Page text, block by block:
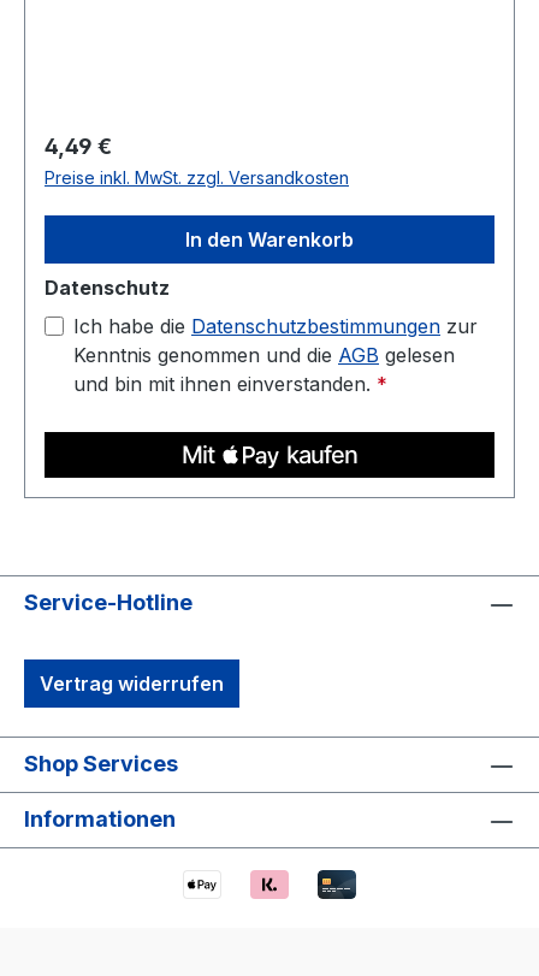
Regulärer Preis:
4,49 €
Preise inkl. MwSt. zzgl. Versandkosten
In den Warenkorb
Datenschutz
Ich habe die Datenschutzbestimmungen zur
Kenntnis genommen und die AGB gelesen
und bin mit ihnen einverstanden. *
Service-Hotline
Vertrag widerrufen
Shop Services
Informationen